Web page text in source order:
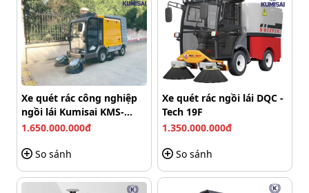
Hiệu suất làm sạch vượt trội, đáp ứng diện
tích lớn
Xe quét rác ngồi lái DQC - Tech 10F được thiết kế cho các
khu vực cần làm sạch nhanh và liên tục với hiệu suất lên
đến 15000 m²/giờ. Đây là mức hiệu suất lý tưởng cho
nhà xưởng, khu công nghiệp, bãi đỗ xe, khu đô thị, sân
trường, bệnh viện hay trung tâm thương mại có diện
tích rộng.
Xe quét rác công nghiệp
ngồi lái Kumisai KMS-
2000-M (Pin Lithium)
1.650.000.000đ
So sánh
Xe quét rác ngồi lái DQC -
Tech 19F
1.350.000.000đ
So sánh